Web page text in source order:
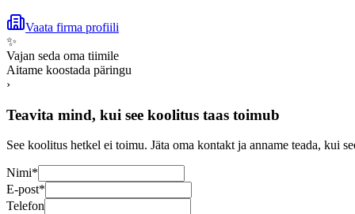
Vaata firma profiili
✨
Vajan seda oma tiimile
Aitame koostada päringu
›
Teavita mind, kui see koolitus taas toimub
See koolitus hetkel ei toimu. Jäta oma kontakt ja anname teada, kui
Nimi*
E-post*
Telefon